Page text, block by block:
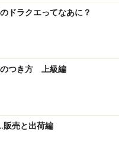
ドラクエってなあに？
のつき方 上級編
売と出荷編